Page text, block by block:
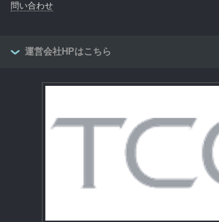
問い合わせ
運営会社HPはこちら